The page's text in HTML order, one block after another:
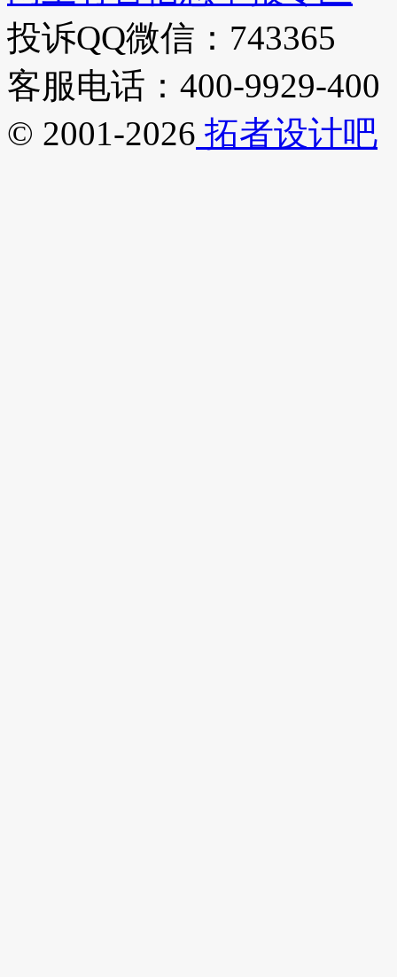
投诉QQ微信：743365
客服电话：400-9929-400
© 2001-2026 拓者设计吧